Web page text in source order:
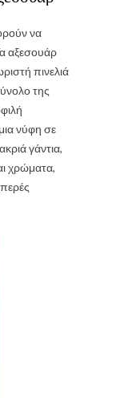
να
αξεσουάρ
πινελιά
της
νύφη σε
γάντια,
χρώματα,